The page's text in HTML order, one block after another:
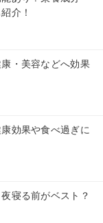
介！
・美容などへ効果
効果や食べ過ぎに
寝る前がベスト？